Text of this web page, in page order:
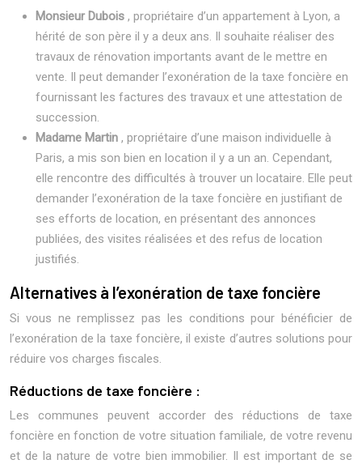
Monsieur Dubois , propriétaire d’un appartement à Lyon, a
hérité de son père il y a deux ans. Il souhaite réaliser des
travaux de rénovation importants avant de le mettre en
vente. Il peut demander l’exonération de la taxe foncière en
fournissant les factures des travaux et une attestation de
succession.
Madame Martin , propriétaire d’une maison individuelle à
Paris, a mis son bien en location il y a un an. Cependant,
elle rencontre des difficultés à trouver un locataire. Elle peut
demander l’exonération de la taxe foncière en justifiant de
ses efforts de location, en présentant des annonces
publiées, des visites réalisées et des refus de location
justifiés.
Alternatives à l’exonération de taxe foncière
Si vous ne remplissez pas les conditions pour bénéficier de
l’exonération de la taxe foncière, il existe d’autres solutions pour
réduire vos charges fiscales.
Réductions de taxe foncière :
Les communes peuvent accorder des réductions de taxe
foncière en fonction de votre situation familiale, de votre revenu
et de la nature de votre bien immobilier. Il est important de se